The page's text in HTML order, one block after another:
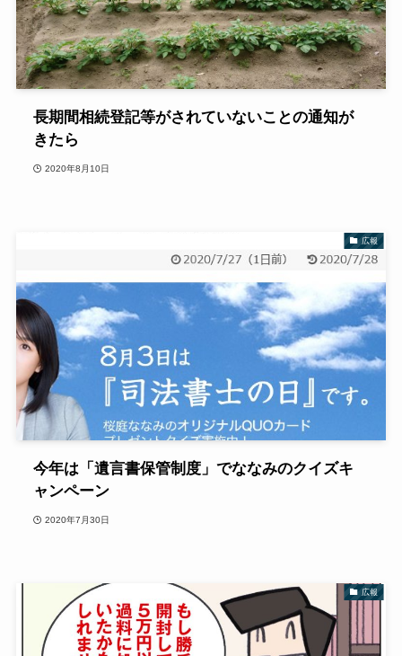
長期間相続登記等がされていないことの通知が
きたら
2020年8月10日
広報
今年は「遺言書保管制度」でななみのクイズキ
ャンペーン
2020年7月30日
広報